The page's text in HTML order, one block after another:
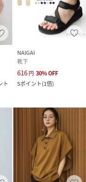
ト
NAIGAI
靴下
616円 30%OFF
5ポイント(1倍)